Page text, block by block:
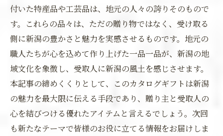
付いた特産品や工芸品は、地元の人々の誇りそのもので
す。これらの品々は、ただの贈り物ではなく、受け取る
側に新潟の豊かさと魅力を実感させるものです。地元の
職人たちが心を込めて作り上げた一品一品が、新潟の地
域文化を象徴し、受取人に新潟の風土を感じさせます。
本記事の締めくくりとして、このカタログギフトは新潟
の魅力を最大限に伝える手段であり、贈り主と受取人の
心を結びつける優れたアイテムと言えるでしょう。次回
も新たなテーマで皆様のお役に立てる情報をお届けしま